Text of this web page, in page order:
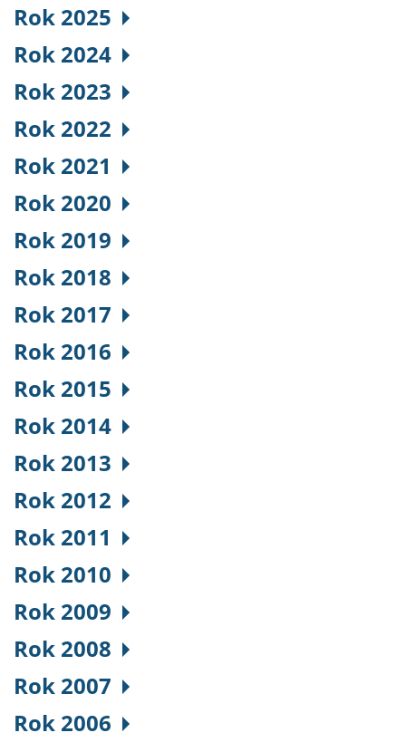
Rok 2025
Rok 2024
Rok 2023
Rok 2022
Rok 2021
Rok 2020
Rok 2019
Rok 2018
Rok 2017
Rok 2016
Rok 2015
Rok 2014
Rok 2013
Rok 2012
Rok 2011
Rok 2010
Rok 2009
Rok 2008
Rok 2007
Rok 2006